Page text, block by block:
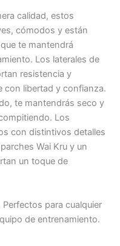
calidad, estos
cómodos y están
te mantendrá
Los laterales de
resistencia y
con libertad y confianza.
te mantendrás seco y
Los
con distintivos detalles
Wai Kru y un
un toque de
para cualquier
de entrenamiento.